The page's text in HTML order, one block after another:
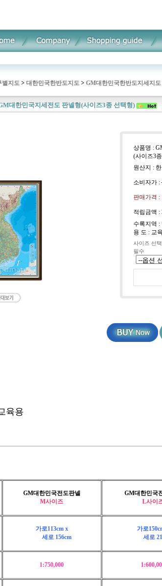
별지도 > 대한민국한반도지도 > GM대한민국한반도지세지도
대한민국지세전도 판넬형(사이즈3종 선택형)
상품명 :
(사이즈3
원산지 :
소비자가 :
판매가격 :
적립금액 :
수록지역 :
용 도 : 교
사이즈 선택
필수
육용
GM대한민국전도판넬
M사이즈
GM대한민국
L사이
가로113cm x
세로 156cm
가로
세로
1:750,000